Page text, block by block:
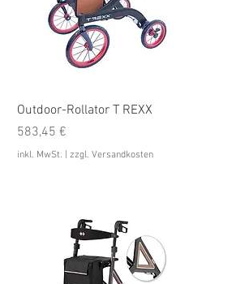
Schnellansicht
Outdoor-Rollator T REXX
Preis
583,45 €
inkl. MwSt. zzgl. Versandkosten